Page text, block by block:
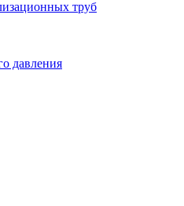
труб
давления